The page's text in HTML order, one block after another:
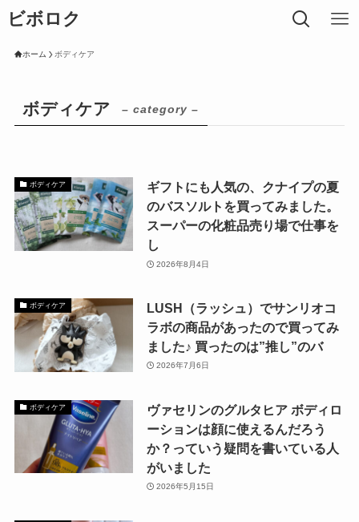
ビボロク
ホーム ボディケア
ボディケア – category –
ボディケア
ギフトにも人気の、クナイプの夏
のバスソルトを買ってみました。
スーパーの化粧品売り場で仕事を
し
2026年8月4日
ボディケア
LUSH（ラッシュ）でサンリオコ
ラボの商品があったので買ってみ
ました♪ 買ったのは”推し”のバ
2026年7月6日
ボディケア
ヴァセリンのグルタヒア ボディロ
ーションは顔に使えるんだろう
か？っていう疑問を書いている人
がいました
2026年5月15日